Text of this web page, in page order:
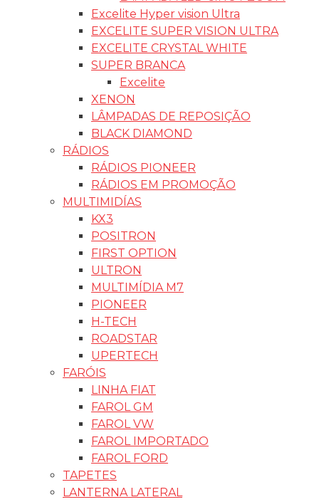
Excelite Hyper vision Ultra
EXCELITE SUPER VISION ULTRA
EXCELITE CRYSTAL WHITE
SUPER BRANCA
Excelite
XENON
LÂMPADAS DE REPOSIÇÃO
BLACK DIAMOND
RÁDIOS
RÁDIOS PIONEER
RÁDIOS EM PROMOÇÃO
MULTIMIDÍAS
KX3
POSITRON
FIRST OPTION
ULTRON
MULTIMÍDIA M7
PIONEER
H-TECH
ROADSTAR
UPERTECH
FARÓIS
LINHA FIAT
FAROL GM
FAROL VW
FAROL IMPORTADO
FAROL FORD
TAPETES
LANTERNA LATERAL